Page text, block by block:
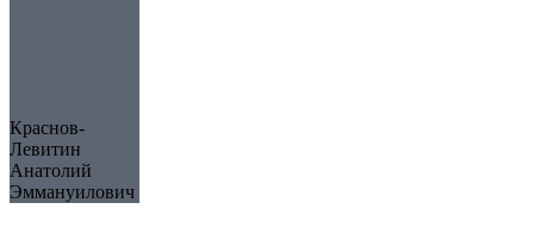
Краснов-
Левитин
Анатолий
Эммануилович